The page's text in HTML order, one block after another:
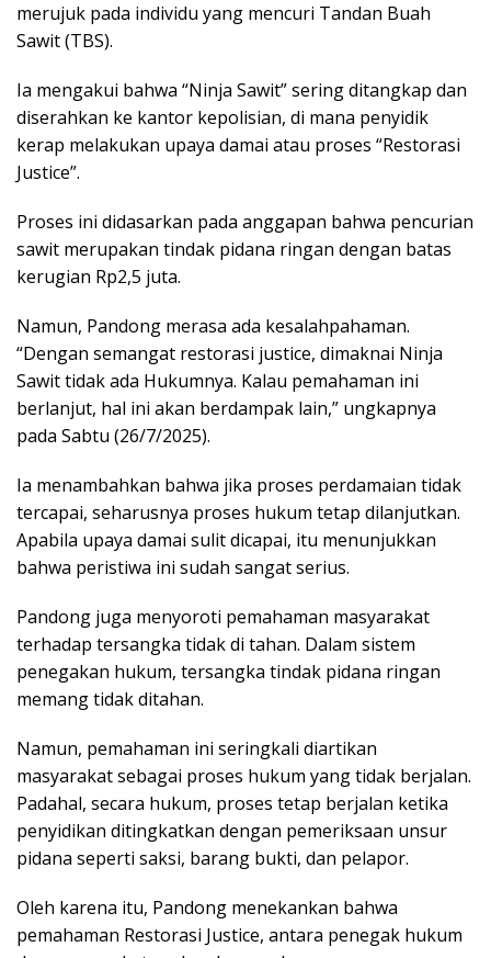
merujuk pada individu yang mencuri Tandan Buah
Sawit (TBS).
Ia mengakui bahwa “Ninja Sawit” sering ditangkap dan
diserahkan ke kantor kepolisian, di mana penyidik
kerap melakukan upaya damai atau proses “Restorasi
Justice”.
Proses ini didasarkan pada anggapan bahwa pencurian
sawit merupakan tindak pidana ringan dengan batas
kerugian Rp2,5 juta.
Namun, Pandong merasa ada kesalahpahaman.
“Dengan semangat restorasi justice, dimaknai Ninja
Sawit tidak ada Hukumnya. Kalau pemahaman ini
berlanjut, hal ini akan berdampak lain,” ungkapnya
pada Sabtu (26/7/2025).
Ia menambahkan bahwa jika proses perdamaian tidak
tercapai, seharusnya proses hukum tetap dilanjutkan.
Apabila upaya damai sulit dicapai, itu menunjukkan
bahwa peristiwa ini sudah sangat serius.
Pandong juga menyoroti pemahaman masyarakat
terhadap tersangka tidak di tahan. Dalam sistem
penegakan hukum, tersangka tindak pidana ringan
memang tidak ditahan.
Namun, pemahaman ini seringkali diartikan
masyarakat sebagai proses hukum yang tidak berjalan.
Padahal, secara hukum, proses tetap berjalan ketika
penyidikan ditingkatkan dengan pemeriksaan unsur
pidana seperti saksi, barang bukti, dan pelapor.
Oleh karena itu, Pandong menekankan bahwa
pemahaman Restorasi Justice, antara penegak hukum